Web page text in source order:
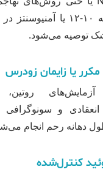
توصیه می‌شود.
یا زایمان زودرس
روتین،
انعقادی و
دهانه رحم انجام
کنترل‌شده